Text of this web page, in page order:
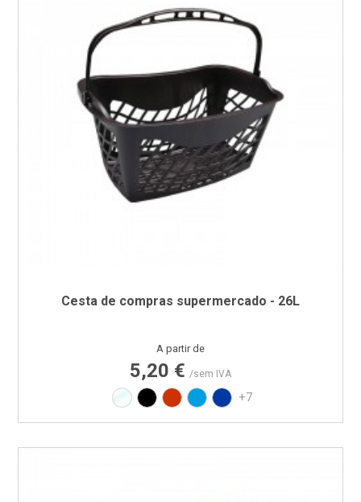
Cesta de compras supermercado - 26L
Preço
A partir de
5,20 € /sem IVA
Translúcido
Preto Vermelho RAL3020
Azul PAN 299C
Azul PAN 293C
+7